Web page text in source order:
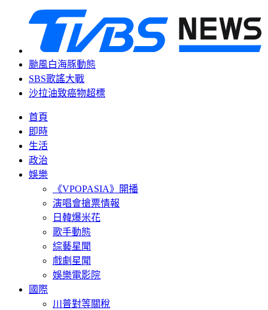
颱風白海豚動態
SBS歌謠大戰
沙拉油致癌物超標
首頁
即時
生活
政治
娛樂
《VPOPASIA》開播
演唱會搶票情報
日韓爆米花
歌手動態
綜藝星聞
戲劇星聞
娛樂電影院
國際
川普對等關稅